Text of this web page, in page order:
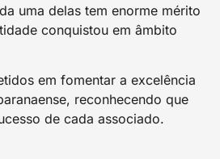
uma delas tem enorme mérito
conquistou em âmbito
em fomentar a excelência
reconhecendo que
de cada associado.